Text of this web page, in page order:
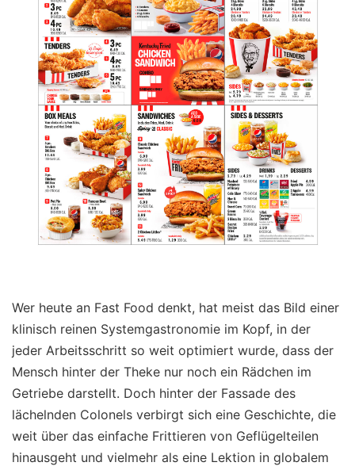
Wer heute an Fast Food denkt, hat meist das Bild einer
klinisch reinen Systemgastronomie im Kopf, in der
jeder Arbeitsschritt so weit optimiert wurde, dass der
Mensch hinter der Theke nur noch ein Rädchen im
Getriebe darstellt. Doch hinter der Fassade des
lächelnden Colonels verbirgt sich eine Geschichte, die
weit über das einfache Frittieren von Geflügelteilen
hinausgeht und vielmehr als eine Lektion in globalem